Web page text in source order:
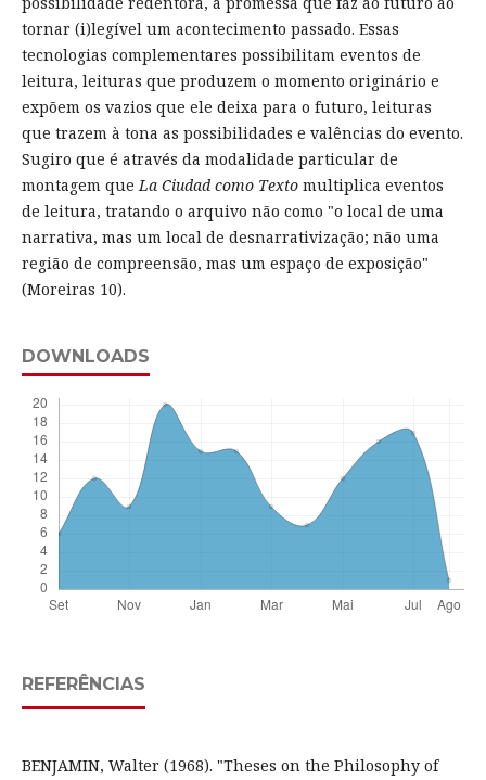
tornar (i)legível um acontecimento passado. Essas
tecnologias complementares possibilitam eventos de
leitura, leituras que produzem o momento originário e
expõem os vazios que ele deixa para o futuro, leituras
que trazem à tona as possibilidades e valências do evento.
Sugiro que é através da modalidade particular de
montagem queLa Ciudad como Textomultiplica eventos
de leitura, tratando o arquivo não como "o local de uma
narrativa, mas um local de desnarrativização; não uma
região de compreensão, mas um espaço de exposição"
(Moreiras 10).
DOWNLOADS
REFERÊNCIAS
BENJAMIN, Walter (1968). "Theses on the Philosophy of